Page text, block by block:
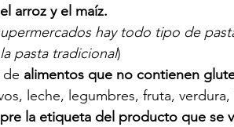
arroz y el maíz.
hay todo tipo de
pasta tradicional)
alimentos que no contienen
leche, legumbres, fruta, verdura,
la etiqueta del producto que se